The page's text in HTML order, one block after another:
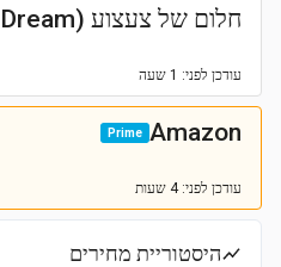
חלום של צעצוע (Toys Dream)
עודכן לפני: 1 שעה
Amazon
Prime
עודכן לפני: 4 שעות
היסטוריית מחירים